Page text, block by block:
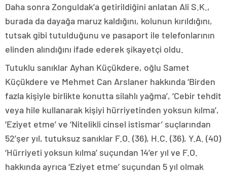
Daha sonra Zonguldak’a getirildiğini anlatan Ali S.K.,
burada da dayağa maruz kaldığını, kolunun kırıldığını,
tutsak gibi tutulduğunu ve pasaport ile telefonlarının
elinden alındığını ifade ederek şikayetçi oldu.
Tutuklu sanıklar Ayhan Küçükdere, oğlu Samet
Küçükdere ve Mehmet Can Arslaner hakkında ‘Birden
fazla kişiyle birlikte konutta silahlı yağma’, ‘Cebir tehdit
veya hile kullanarak kişiyi hürriyetinden yoksun kılma’,
‘Eziyet etme’ ve ‘Nitelikli cinsel istismar’ suçlarından
52’şer yıl, tutuksuz sanıklar F.O. (36), H.C. (36), Y.A. (40)
‘Hürriyeti yoksun kılma’ suçundan 14’er yıl ve F.O.
hakkında ayrıca ‘Eziyet etme’ suçundan 5 yıl olmak